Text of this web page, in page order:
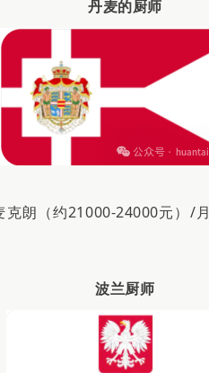
丹麦的厨师
朗（约21000-24000元）
波兰厨师